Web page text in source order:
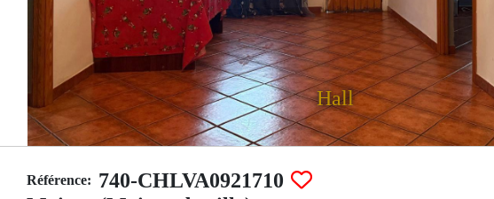
Hall
Référence: 740-CHLVA0921710